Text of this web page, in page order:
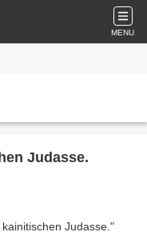
MENU
Judasse.